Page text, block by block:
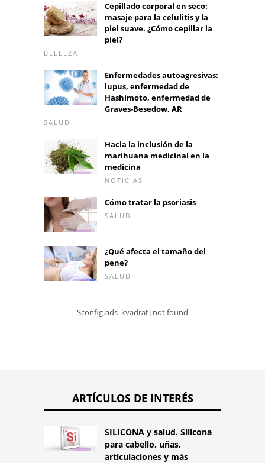
Cepillado corporal en seco:
masaje para la celulitis y la
piel suave. ¿Cómo cepillar la
piel?
BELLEZA
Enfermedades autoagresivas:
lupus, enfermedad de
Hashimoto, enfermedad de
Graves-Besedow, AR
SALUD
Hacia la inclusión de la
marihuana medicinal en la
medicina
NOTICIAS
Cómo tratar la psoriasis
SALUD
¿Qué afecta el tamaño del
pene?
SALUD
$config[ads_kvadrat] not found
ARTÍCULOS DE INTERÉS
SILICONA y salud. Silicona
para cabello, uñas,
articulaciones y más